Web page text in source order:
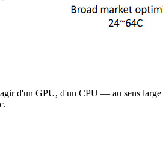
d'un GPU, d'un CPU — au sens